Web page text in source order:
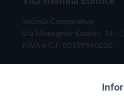
Società Cooperativa
Via Monsignor Endrici, 14 –
P.IVA e C.F. 00199960220